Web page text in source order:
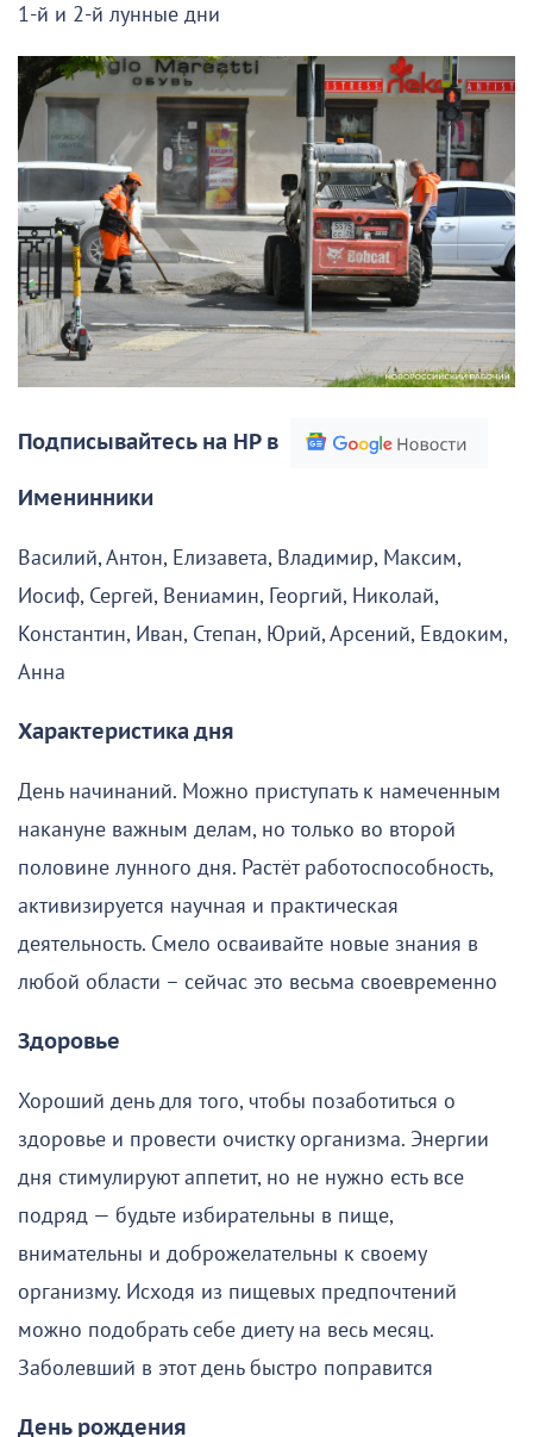
1-й и 2-й лунные дни
Подписывайтесь на НР в
Именинники
Василий, Антон, Елизавета, Владимир, Максим,
Иосиф, Сергей, Вениамин, Георгий, Николай,
Константин, Иван, Степан, Юрий, Арсений, Евдоким,
Анна
Характеристика дня
День начинаний. Можно приступать к намеченным
накануне важным делам, но только во второй
половине лунного дня. Растёт работоспособность,
активизируется научная и практическая
деятельность. Смело осваивайте новые знания в
любой области – сейчас это весьма своевременно
Здоровье
Хороший день для того, чтобы позаботиться о
здоровье и провести очистку организма. Энергии
дня стимулируют аппетит, но не нужно есть все
подряд — будьте избирательны в пище,
внимательны и доброжелательны к своему
организму. Исходя из пищевых предпочтений
можно подобрать себе диету на весь месяц.
Заболевший в этот день быстро поправится
День рождения